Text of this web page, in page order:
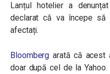
Lanțul hotelier a
declarat că va începe
afectați.
Bloomberg arată că acest
doar după cel de la